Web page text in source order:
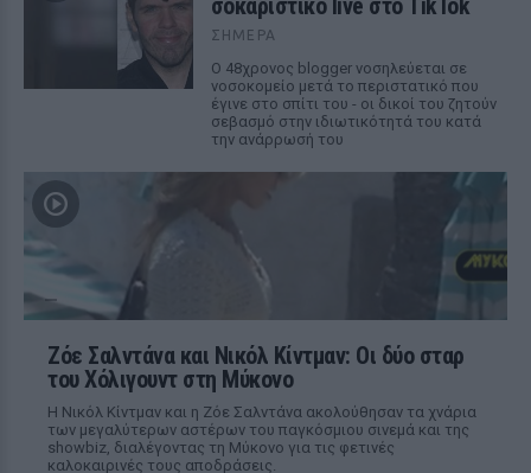
σοκαριστικό live στο TikTok
ΣΉΜΕΡΑ
Ο 48χρονος blogger νοσηλεύεται σε
νοσοκομείο μετά το περιστατικό που
έγινε στο σπίτι του - οι δικοί του ζητούν
σεβασμό στην ιδιωτικότητά του κατά
την ανάρρωσή του
Ζόε Σαλντάνα και Νικόλ Κίντμαν: Οι δύο σταρ
του Χόλιγουντ στη Μύκονο
Η Νικόλ Κίντμαν και η Ζόε Σαλντάνα ακολούθησαν τα χνάρια
των μεγαλύτερων αστέρων του παγκόσμιου σινεμά και της
showbiz, διαλέγοντας τη Μύκονο για τις φετινές
καλοκαιρινές τους αποδράσεις.